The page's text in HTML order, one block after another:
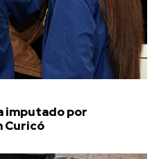
imputado por
Curicó